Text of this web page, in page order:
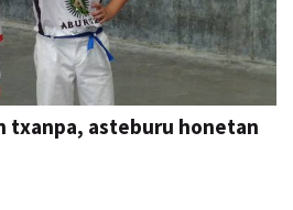
txanpa, asteburu honetan